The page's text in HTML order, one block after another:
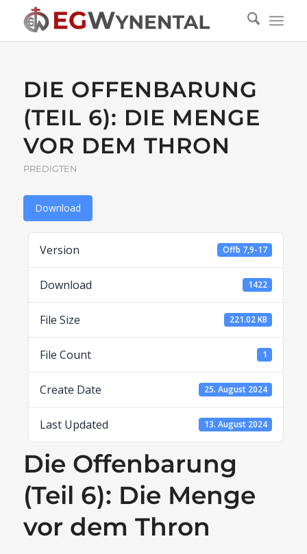
DIE OFFENBARUNG
(TEIL 6): DIE MENGE
VOR DEM THRON
PREDIGTEN
Download
Version Offb 7,9-17
Download 1422
File Size 221.02 KB
File Count 1
Create Date 25. August 2024
Last Updated 13. August 2024
Die Offenbarung
(Teil 6): Die Menge
vor dem Thron